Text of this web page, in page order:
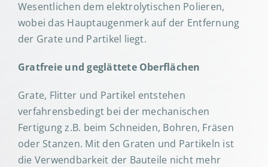
Wesentlichen dem elektrolytischen Polieren,
wobei das Hauptaugenmerk auf der Entfernung
der Grate und Partikel liegt.
Gratfreie und geglättete Oberflächen
Grate, Flitter und Partikel entstehen
verfahrensbedingt bei der mechanischen
Fertigung z.B. beim Schneiden, Bohren, Fräsen
oder Stanzen. Mit den Graten und Partikeln ist
die Verwendbarkeit der Bauteile nicht mehr